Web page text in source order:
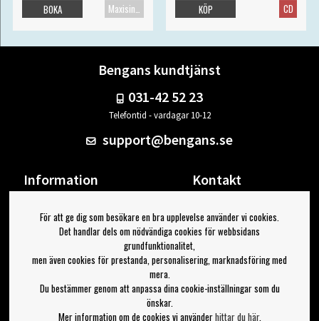
BOKA CD
KÖP
Bengans kundtjänst
031-42 52 23
Telefontid - vardagar 10-12
support@bengans.se
Information
Om Bengans
FAQ / Köp- & Leveransvillkor
Kontakt
Din sida
Logga ut
Jag vill ha tips från Bengans
För att ge dig som besökare en bra upplevelse använder vi cookies.
Det handlar dels om nödvändiga cookies för webbsidans
grundfunktionalitet,
men även cookies för prestanda, personalisering, marknadsföring med
mera.
Du bestämmer genom att anpassa dina cookie-inställningar som du
önskar.
Mer information om de cookies vi använderhittar du här.